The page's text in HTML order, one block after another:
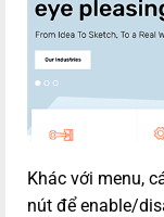
Khác với menu,
nút để enable/